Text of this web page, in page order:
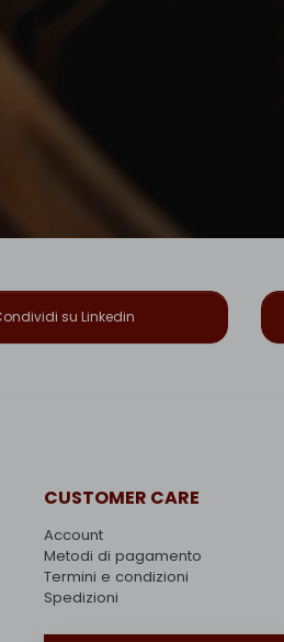
su Linkedin
CUSTOMER CARE
Account
Metodi di pagamento
Termini e condizioni
Spedizioni